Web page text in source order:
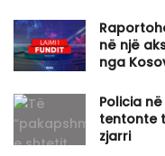
në një
nga
Policia
tentonte
zjarri